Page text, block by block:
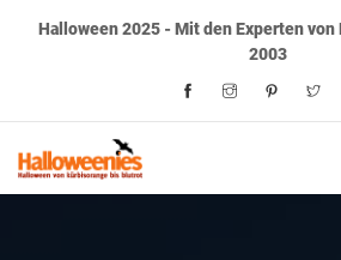
Halloween 2025 - Mit den Experten
2003